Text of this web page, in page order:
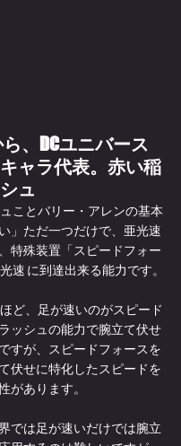
ャラ代表。赤い稲
ュ
」ただ一つだけで、亜光速
特殊装置「スピードフォー
速 に到達出来る能力です。
ッシュの能力で腕立て伏せ
すが、スピードフォースを
伏せに特化したスピードを
があります。
では足が速いだけでは腕立